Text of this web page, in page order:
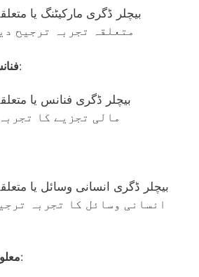
بیچلر ڈگری مارکیٹنگ یا
متعلقہ تجربہ ترجیح
:
بیچلر ڈگری فنانس یا
مالی تجزیے کا
بیچلر ڈگری انسانی وسائل یا
انسانی وسائل کا تجربہ
: